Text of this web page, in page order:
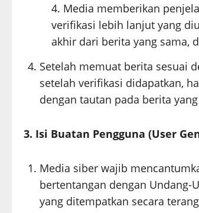
Media memberikan
verifikasi lebih lanjut yang
akhir dari berita yang sama,
Setelah memuat berita sesuai
setelah verifikasi didapatkan,
dengan tautan pada berita
3. Isi Buatan Pengguna (User
Media siber wajib
bertentangan dengan Undang-
yang ditempatkan secara